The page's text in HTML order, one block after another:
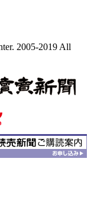
2005-2019 All